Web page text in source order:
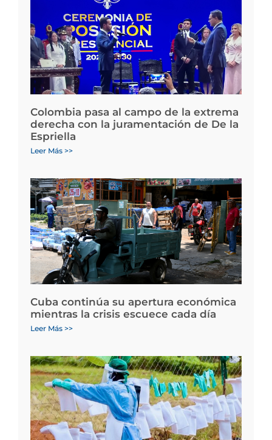
Colombia pasa al campo de la extrema
derecha con la juramentación de De la
Espriella
Leer Más >>
Cuba continúa su apertura económica
mientras la crisis escuece cada día
Leer Más >>